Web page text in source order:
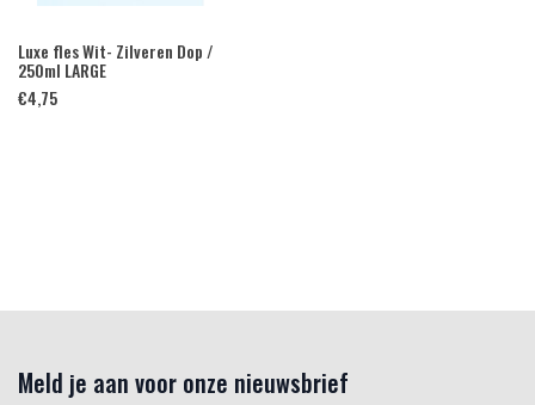
Luxe fles Wit- Zilveren Dop /
250ml LARGE
€4,75
Meld je aan voor onze nieuwsbrief